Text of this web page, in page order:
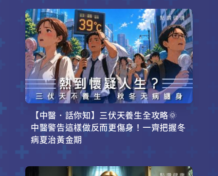
【中醫．話你知】三伏天養生全攻略🌞
中醫警告這樣做反而更傷身！一齊把握冬
病夏治黃金期